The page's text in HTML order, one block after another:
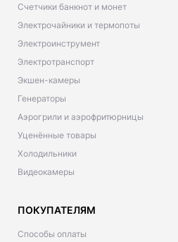
Счетчики банкнот и монет
Электрочайники и термопоты
Электроинструмент
Электротранспорт
Экшен-камеры
Генераторы
Аэрогрили и аэрофритюрницы
Уценённые товары
Холодильники
Видеокамеры
ПОКУПАТЕЛЯМ
Способы оплаты